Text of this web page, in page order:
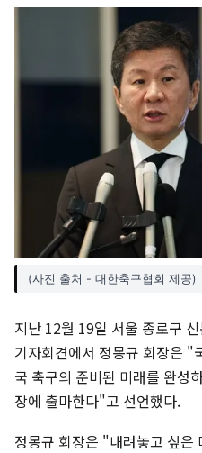
(사진 출처 - 대한축구협회 제공)
지난 12월 19일 서울 종로구
기자회견에서 정몽규 회장은 "
국 축구의 준비된 미래를 완성
장에 출마한다"고 선언했다.
정몽규 회장은 "내려놓고 싶은